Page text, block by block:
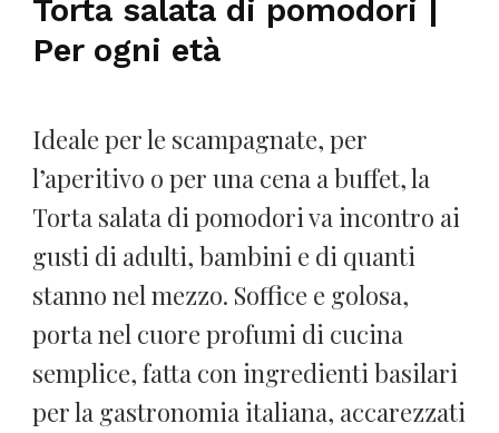
Torta salata di pomodori |
Per ogni età
Ideale per le scampagnate, per
l’aperitivo o per una cena a buffet, la
Torta salata di pomodori va incontro ai
gusti di adulti, bambini e di quanti
stanno nel mezzo. Soffice e golosa,
porta nel cuore profumi di cucina
semplice, fatta con ingredienti basilari
per la gastronomia italiana, accarezzati